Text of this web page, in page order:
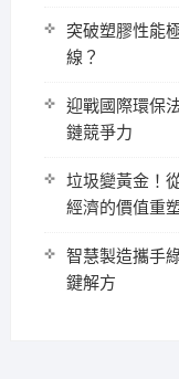
突破塑膠性能
線？
迎戰國際環保
鏈競爭力
垃圾變黃金！
經濟的價值重
智慧製造攜手
鍵解方